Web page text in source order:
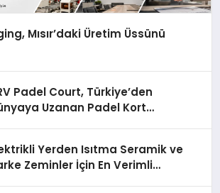
Mısır’daki Üretim Üssünü
Padel Court, Türkiye’den
Uzanan Padel Kort
Yerden Isıtma Seramik ve
Zeminler İçin En Verimli